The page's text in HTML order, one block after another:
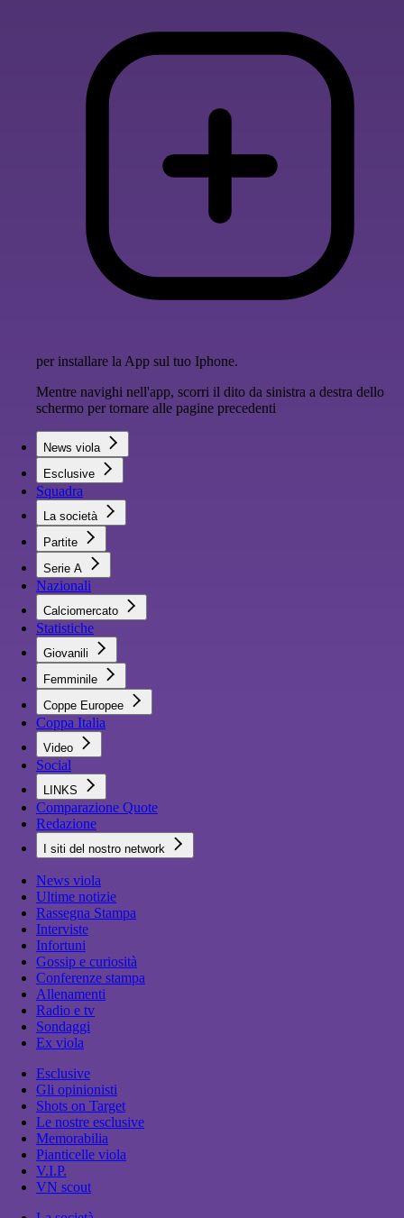
per installare la App sul tuo Iphone.
Mentre navighi nell'app, scorri il dito da sinistra a destra dello
schermo per tornare alle pagine precedenti
News viola
Esclusive
Squadra
La società
Partite
Serie A
Nazionali
Calciomercato
Statistiche
Giovanili
Femminile
Coppe Europee
Coppa Italia
Video
Social
LINKS
Comparazione Quote
Redazione
I siti del nostro network
News viola
Ultime notizie
Rassegna Stampa
Interviste
Infortuni
Gossip e curiosità
Conferenze stampa
Allenamenti
Radio e tv
Sondaggi
Ex viola
Esclusive
Gli opinionisti
Shots on Target
Le nostre esclusive
Memorabilia
Pianticelle viola
V.I.P.
VN scout